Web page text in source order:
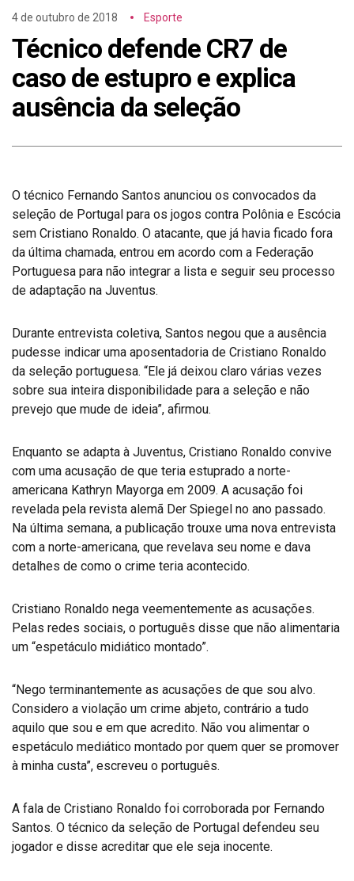
4 de outubro de 2018 Esporte
Técnico defende CR7 de
caso de estupro e explica
ausência da seleção
O técnico Fernando Santos anunciou os convocados da
seleção de Portugal para os jogos contra Polônia e Escócia
sem Cristiano Ronaldo. O atacante, que já havia ficado fora
da última chamada, entrou em acordo com a Federação
Portuguesa para não integrar a lista e seguir seu processo
de adaptação na Juventus.
Durante entrevista coletiva, Santos negou que a ausência
pudesse indicar uma aposentadoria de Cristiano Ronaldo
da seleção portuguesa. “Ele já deixou claro várias vezes
sobre sua inteira disponibilidade para a seleção e não
prevejo que mude de ideia”, afirmou.
Enquanto se adapta à Juventus, Cristiano Ronaldo convive
com uma acusação de que teria estuprado a norte-
americana Kathryn Mayorga em 2009. A acusação foi
revelada pela revista alemã Der Spiegel no ano passado.
Na última semana, a publicação trouxe uma nova entrevista
com a norte-americana, que revelava seu nome e dava
detalhes de como o crime teria acontecido.
Cristiano Ronaldo nega veementemente as acusações.
Pelas redes sociais, o português disse que não alimentaria
um “espetáculo midiático montado”.
“Nego terminantemente as acusações de que sou alvo.
Considero a violação um crime abjeto, contrário a tudo
aquilo que sou e em que acredito. Não vou alimentar o
espetáculo mediático montado por quem quer se promover
à minha custa”, escreveu o português.
A fala de Cristiano Ronaldo foi corroborada por Fernando
Santos. O técnico da seleção de Portugal defendeu seu
jogador e disse acreditar que ele seja inocente.